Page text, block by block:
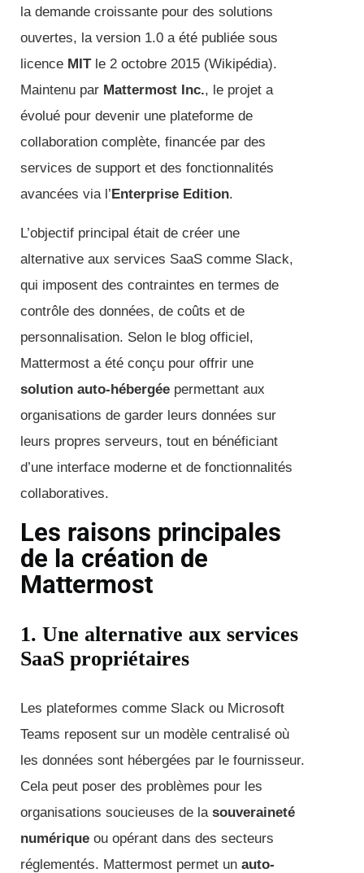
la demande croissante pour des solutions
ouvertes, la version 1.0 a été publiée sous
licence MITle 2 octobre 2015 (Wikipédia).
Maintenu par Mattermost Inc., le projet a
évolué pour devenir une plateforme de
collaboration complète, financée par des
services de support et des fonctionnalités
avancées via l’Enterprise Edition.
L’objectif principal était de créer une
alternative aux services SaaS comme Slack,
qui imposent des contraintes en termes de
contrôle des données, de coûts et de
personnalisation. Selon le blog officiel,
Mattermost a été conçu pour offrir une
solution auto-hébergée permettant aux
organisations de garder leurs données sur
leurs propres serveurs, tout en bénéficiant
d’une interface moderne et de fonctionnalités
collaboratives.
Les raisons principales
de la création de
Mattermost
1. Une alternative aux services
SaaS propriétaires
Les plateformes comme Slack ou Microsoft
Teams reposent sur un modèle centralisé où
les données sont hébergées par le fournisseur.
Cela peut poser des problèmes pour les
organisations soucieuses de la souveraineté
numérique ou opérant dans des secteurs
réglementés. Mattermost permet un auto-